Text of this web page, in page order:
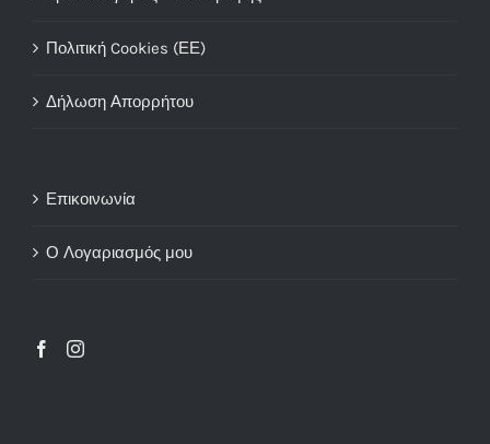
Πολιτική Cookies (ΕΕ)
Δήλωση Απορρήτου
Επικοινωνία
Ο Λογαριασμός μου